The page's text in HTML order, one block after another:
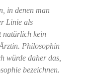
in denen man
Linie als
natürlich kein
Philosophin
würde daher das,
bezeichnen.